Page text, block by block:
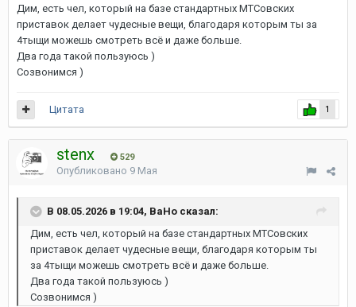
Дим, есть чел, который на базе стандартных МТСовских
приставок делает чудесные вещи, благодаря которым ты за
4тыщи можешь смотреть всё и даже больше.
Два года такой пользуюсь )
Созвонимся )
1
Цитата
stenx 529
Опубликовано 9 Мая
В 08.05.2026 в 19:04, ВаНо сказал:
Дим, есть чел, который на базе стандартных МТСовских
приставок делает чудесные вещи, благодаря которым ты
за 4тыщи можешь смотреть всё и даже больше.
Два года такой пользуюсь )
Созвонимся )